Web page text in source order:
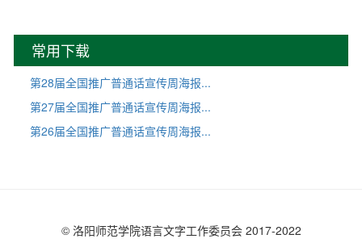
常用下载
第28届全国推广普通话宣传周海报...
第27届全国推广普通话宣传周海报...
第26届全国推广普通话宣传周海报...
© 洛阳师范学院语言文字工作委员会 2017-2022